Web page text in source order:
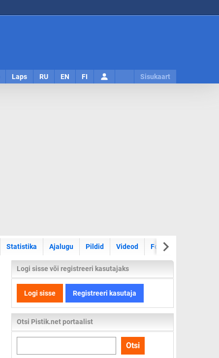
Laps RU EN FI Sisukaart
Statistika Ajalugu Pildid Videod Foorum
Logi sisse või registreeri kasutajaks
Logi sisse Registreeri kasutaja
Otsi Pistik.net portaalist
kogu
Otsi